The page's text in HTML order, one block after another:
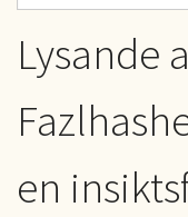
Lysande
en